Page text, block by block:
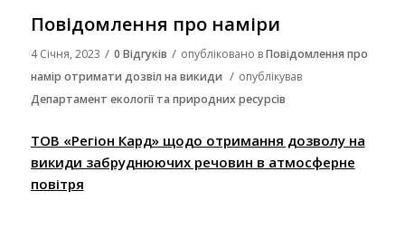
Повідомлення про наміри
4 Січня, 2023 / 0 Відгуків / опубліковано вПовідомлення про
намір отримати дозвіл на викиди / опублікував
Департамент екології та природних ресурсів
ТОВ «Регіон Кард» щодо отримання дозволу на
викиди забруднюючих речовин в атмосферне
повітря